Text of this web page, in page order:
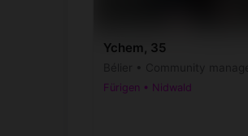
Ychem, 35
Fürigen • Nidwald